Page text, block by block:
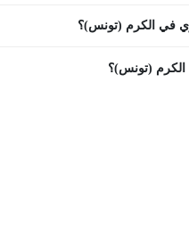
في الكرم (تونس)؟
الكرم (تونس)؟